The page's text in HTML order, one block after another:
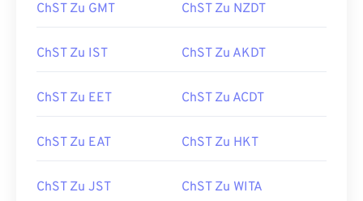
ChST Zu GMT ChST Zu NZDT
ChST Zu IST ChST Zu AKDT
ChST Zu EET ChST Zu ACDT
ChST Zu EAT ChST Zu HKT
ChST Zu JST ChST Zu WITA